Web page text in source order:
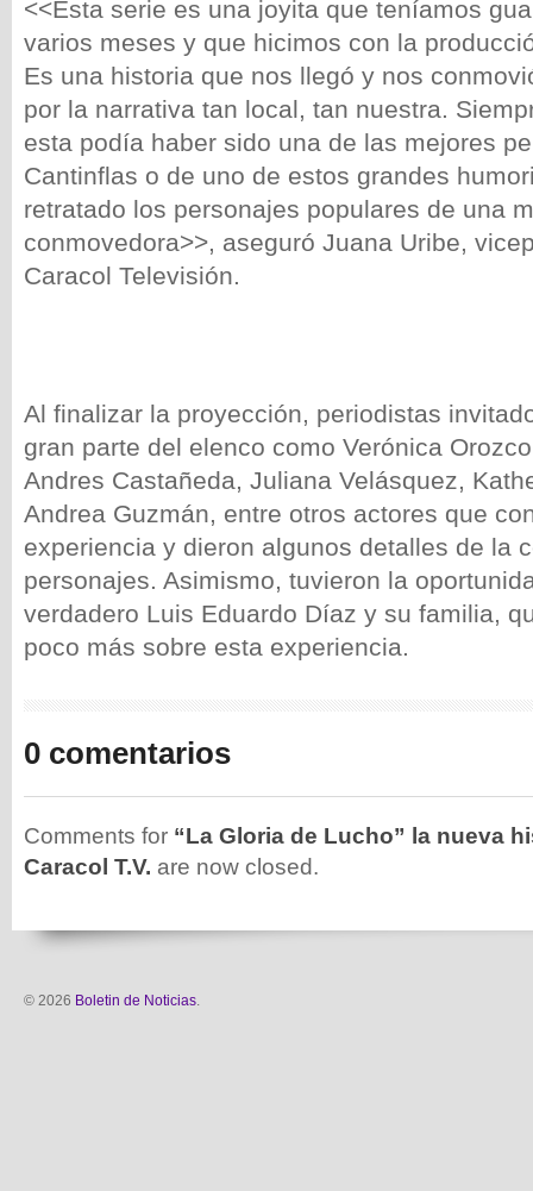
<<Esta serie es una joyita que teníamos
varios meses y que hicimos con la
Es una historia que nos llegó y nos
por la narrativa tan local, tan nuestra.
esta podía haber sido una de las mejores
Cantinflas o de uno de estos grandes
retratado los personajes populares de una
cоnmovedora>>, aseguró Juana Uribe,
Caracol Televisión.
Al finalizar la proyección, periodistas
gran parte del elenco como Verónica
Andres Castañeda, Juliana Velásquez,
Andrea Guzmán, entre otros actores que
experiencia y dieron algunos detalles de la
personajes. Asimismo, tuvieron la
verdadero Luis Eduardo Díaz y su familia,
poco más sobre esta experiencia.
0 comentarios
Comments for “La Gloria de Lucho” la nueva
Caracol T.V. are now closed.
© 2026 Boletin de Noticias.